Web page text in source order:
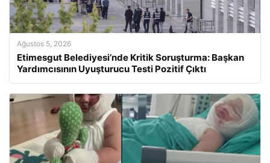
Ağustos 5, 2026
Etimesgut Belediyesi’nde Kritik Soruşturma: Başkan
Yardımcısının Uyuşturucu Testi Pozitif Çıktı